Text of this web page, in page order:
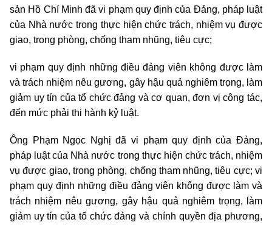
sản Hồ Chí Minh đã vi phạm quy định của Đảng, pháp luật
của Nhà nước trong thực hiện chức trách, nhiệm vụ được
giao, trong phòng, chống tham nhũng, tiêu cực;
vi phạm quy định những điều đảng viên không được làm
và trách nhiệm nêu gương, gây hậu quả nghiêm trọng, làm
giảm uy tín của tổ chức đảng và cơ quan, đơn vị công tác,
đến mức phải thi hành kỷ luật.
Ông Phạm Ngọc Nghị đã vi phạm quy định của Đảng,
pháp luật của Nhà nước trong thực hiện chức trách, nhiệm
vụ được giao, trong phòng, chống tham nhũng, tiêu cực; vi
phạm quy định những điều đảng viên không được làm và
trách nhiệm nêu gương, gây hậu quả nghiêm trọng, làm
giảm uy tín của tổ chức đảng và chính quyền địa phương,